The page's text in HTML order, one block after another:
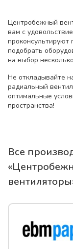
Центробежный
вам с
проконсультируют
подобрать
на выбор
Не откладывайте
радиальный
оптимальные
пространства!
Все
«
вентиляторы